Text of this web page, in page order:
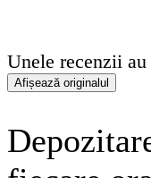
Unele recenzii
Afișează originalul